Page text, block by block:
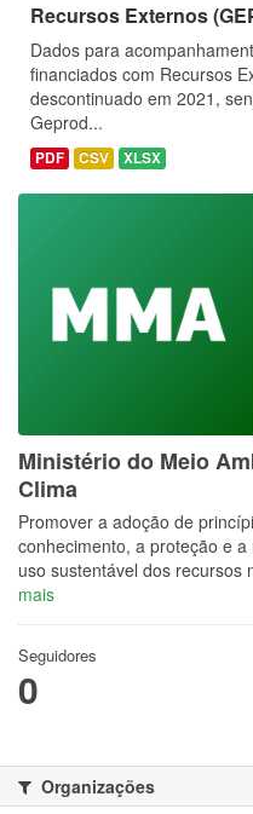
Recursos Externos
Dados para
financiados com Recursos
descontinuado em 2021,
Geprod...
PDF CSV XLSX
Ministério do Meio
Clima
Promover a adoção de
conhecimento, a proteção e
uso sustentável dos recursos
mais
Seguidores
0
Organizações